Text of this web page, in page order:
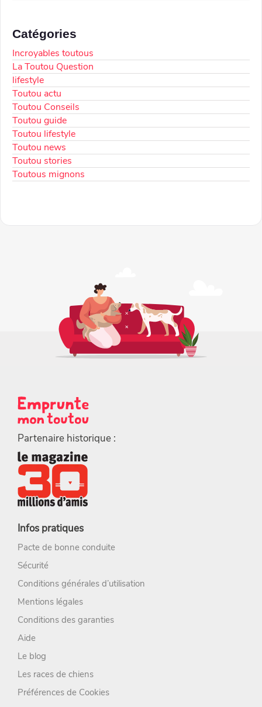
Catégories
Incroyables toutous
La Toutou Question
lifestyle
Toutou actu
Toutou Conseils
Toutou guide
Toutou lifestyle
Toutou news
Toutou stories
Toutous mignons
Partenaire historique :
Infos pratiques
Pacte de bonne conduite
Sécurité
Conditions générales d’utilisation
Mentions légales
Conditions des garanties
Aide
Le blog
Les races de chiens
Préférences de Cookies